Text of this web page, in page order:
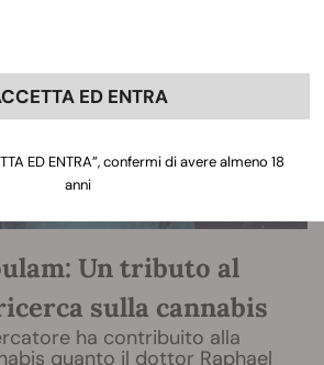
Un tributo al
sulla cannabis
ha contribuito alla
quanto il dottor Raphael
ED ENTRA
ED ENTRA”, confermi di avere almeno 18
anni